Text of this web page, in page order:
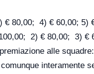
80,00; 4) € 60,00; 5)
2) € 80,00; 3) €
alle
interamente